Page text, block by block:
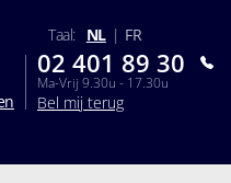
Taal: NL | FR
02 401 89 30
Ma-Vrij 9.30u - 17.30u
Bel mij terug